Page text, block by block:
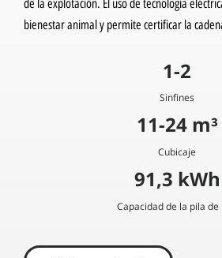
de la explotación. El uso de tecnología
bienestar animal y permite certificar la
1-2
Sinfines
11-24 m³
Cubicaje
91,3 kWh
Capacidad de la pila de